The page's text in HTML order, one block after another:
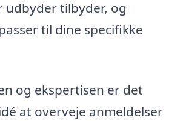
udbyder tilbyder, og
til dine specifikke
og ekspertisen er det
at overveje anmeldelser